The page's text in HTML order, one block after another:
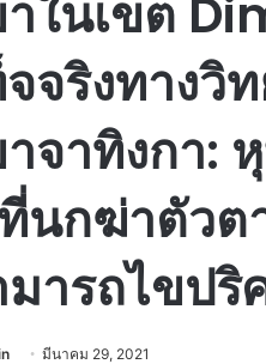
ในเขต
จริงทางวิ
จาทิงกา:
นกฆ่าตัวต
ารถไขปริ
มีนาคม 29, 2021